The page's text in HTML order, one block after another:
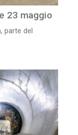
23 maggio
parte del